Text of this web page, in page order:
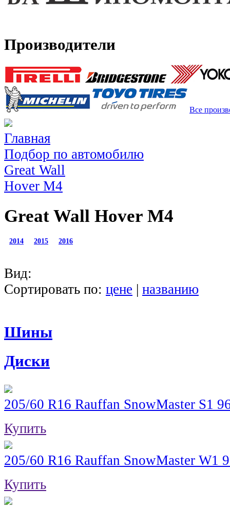
Производители
Все
Главная
Подбор по автомобилю
Great Wall
Hover M4
Great Wall Hover M4
2014 2015 2016
Вид:
Сортировать по: цене | названию
Шины
Диски
205/60 R16 Rauffan SnowMaster S1
Купить
205/60 R16 Rauffan SnowMaster W1
Купить